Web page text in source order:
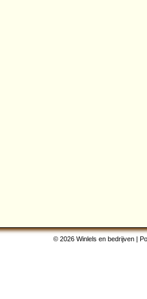
© 2026 Winlels en bedrijven |